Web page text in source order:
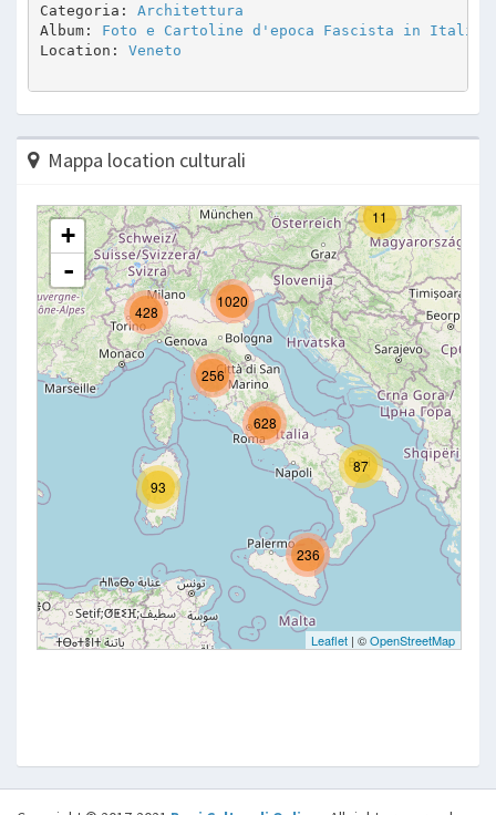
Categoria: Architettura
Album: Foto e Cartoline d'epoca Fascista in Italia
Location: Veneto
Mappa location culturali